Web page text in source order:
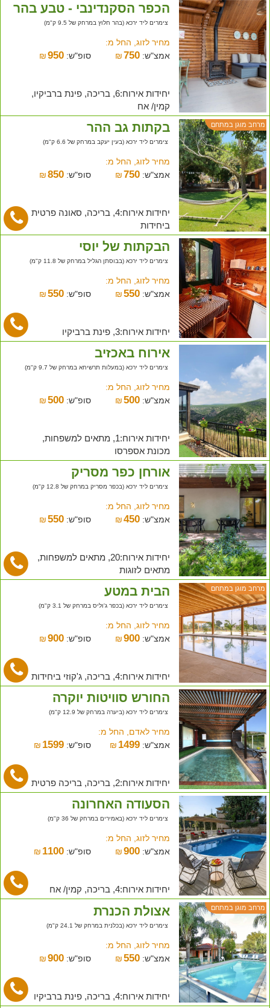
הכפר הסקנדינבי - טבע בהר
צימרים ליד ירכא (בהר חלוץ במרחק של 9.5 ק"מ)
מחיר לזוג, החל מ:
אמצ"ש:
₪750 סופ"ש: ₪ 950
יחידות אירוח:6, בריכה, פינת ברביקיו,
קמין/ אח
מרחב מוגן במתחם בקתות גב ההר
צימרים ליד ירכא (בעין יעקב במרחק של 6.6 ק"מ)
מחיר לזוג, החל מ:
אמצ"ש:
₪750 סופ"ש: ₪ 850
יחידות אירוח:4, בריכה, סאונה פרטית
ביחידות
הבקתות של יוסי
צימרים ליד ירכא (בבוסתן הגליל במרחק של 11.8 ק"מ)
מחיר לזוג, החל מ:
אמצ"ש:
₪550 סופ"ש: ₪ 550
יחידות אירוח:3, פינת ברביקיו
אירוח באכזיב
צימרים ליד ירכא (במעלות תרשיחא במרחק של 9.7 ק"מ)
מחיר לזוג, החל מ:
אמצ"ש:
₪500 סופ"ש: ₪ 500
יחידות אירוח:1, מתאים למשפחות,
מכונת אספרסו
אורחן כפר מסריק
צימרים ליד ירכא (בכפר מסריק במרחק של 12.8 ק"מ)
מחיר לזוג, החל מ:
אמצ"ש:
₪450 סופ"ש: ₪ 550
יחידות אירוח:20, מתאים למשפחות,
מתאים לזוגות
מרחב מוגן במתחם הבית במטע
צימרים ליד ירכא (בכפר ג'וליס במרחק של 3.1 ק"מ)
מחיר לזוג, החל מ:
אמצ"ש:
₪900 סופ"ש: ₪ 900
יחידות אירוח:4, בריכה, ג'קוזי ביחידות
החורש סוויטות יוקרה
צימרים ליד ירכא (ביערה במרחק של 12.9 ק"מ)
מחיר לאדם, החל מ:
אמצ"ש:
₪ 1499 סופ"ש: ₪ 1599
יחידות אירוח:2, בריכה, בריכה פרטית
הסעודה האחרונה
צימרים ליד ירכא (באמירים במרחק של 36 ק"מ)
מחיר לזוג, החל מ:
אמצ"ש:
₪900 סופ"ש: ₪ 1100
יחידות אירוח:4, בריכה, קמין/ אח
מרחב מוגן במתחם אצולת הכנרת
צימרים ליד ירכא (בכלנית במרחק של 24.1 ק"מ)
מחיר לזוג, החל מ:
אמצ"ש:
₪550 סופ"ש: ₪ 900
יחידות אירוח:4, בריכה, פינת ברביקיו